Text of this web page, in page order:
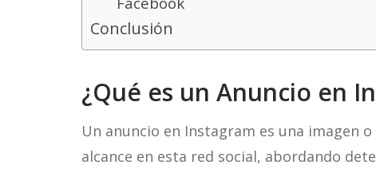
Conclusión
¿Qué es un Anuncio en
Un anuncio en Instagram es una imagen
alcance en esta red social, abordando